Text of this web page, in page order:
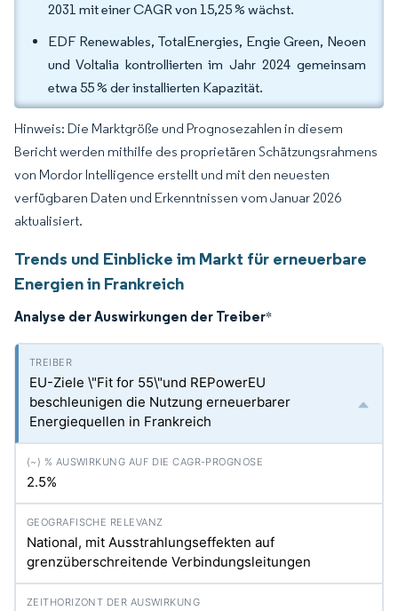
2031 mit einer CAGR von 15,25 % wächst.
EDF Renewables, TotalEnergies, Engie Green, Neoen
und Voltalia kontrollierten im Jahr 2024 gemeinsam
etwa 55 % der installierten Kapazität.
Hinweis: Die Marktgröße und Prognosezahlen in diesem
Bericht werden mithilfe des proprietären Schätzungsrahmens
von Mordor Intelligence erstellt und mit den neuesten
verfügbaren Daten und Erkenntnissen vom Januar 2026
aktualisiert.
Trends und Einblicke im Markt für erneuerbare
Energien in Frankreich
Analyse der Auswirkungen der Treiber*
EU-Ziele \"Fit for 55\"und REPowerEU
beschleunigen die Nutzung erneuerbarer
Energiequellen in Frankreich
2.5%
National, mit Ausstrahlungseffekten auf
grenzüberschreitende Verbindungsleitungen